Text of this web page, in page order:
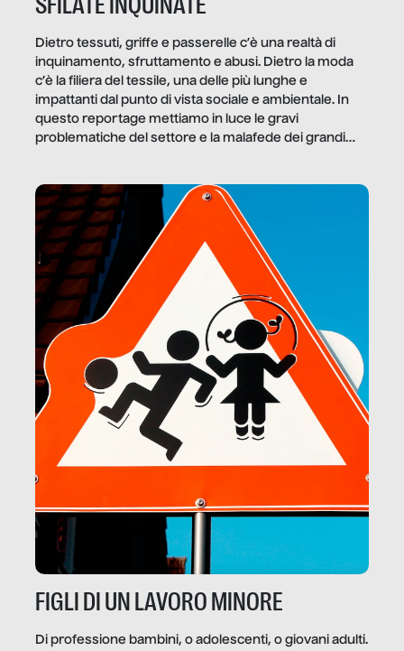
SFILATE INQUINATE
Dietro tessuti, griffe e passerelle c’è una realtà di
inquinamento, sfruttamento e abusi. Dietro la moda
c’è la filiera del tessile, una delle più lunghe e
impattanti dal punto di vista sociale e ambientale. In
questo reportage mettiamo in luce le gravi
problematiche del settore e la malafede dei grandi
FIGLI DI UN LAVORO MINORE
Di professione bambini, o adolescenti, o giovani adulti.